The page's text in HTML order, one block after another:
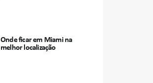
Onde ficar em Miami na
melhor localização